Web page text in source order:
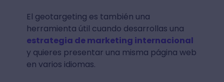
El geotargeting es también una
herramienta útil cuando desarrollas una
estrategia de marketing internacional
y quieres presentar una misma página web
en varios idiomas.